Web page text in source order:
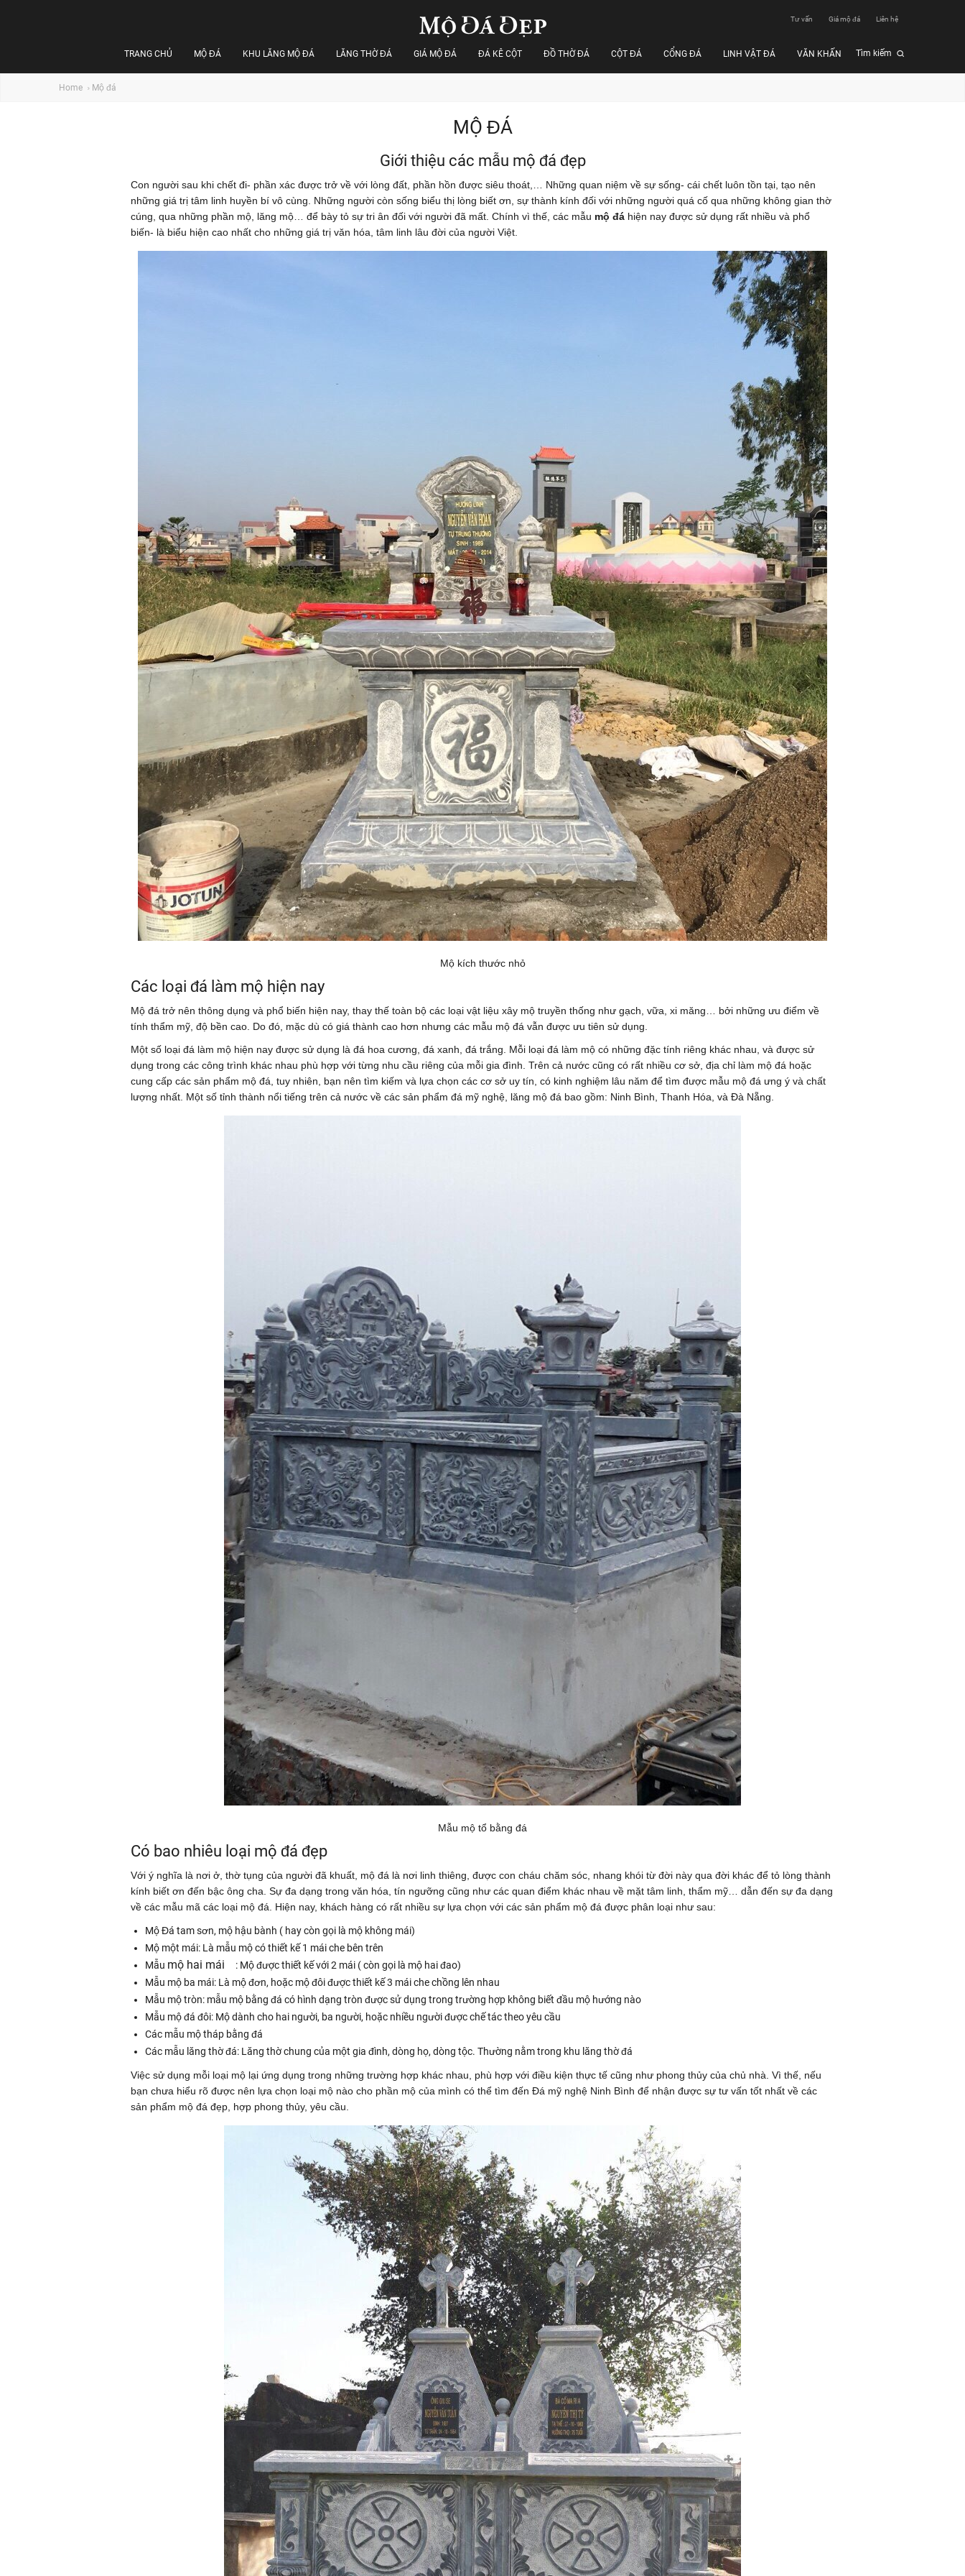
Tư vấn Giá mộ đá Liên hệ
Tìm kiếm
TRANG CHỦ MỘ ĐÁ KHU LĂNG MỘ ĐÁ LĂNG THỜ ĐÁ GIÁ MỘ ĐÁ ĐÁ KÊ CỘT ĐỒ THỜ ĐÁ CỘT ĐÁ CỔNG ĐÁ LINH VẬT ĐÁ VĂN KHẤN
Home Mộ đá
MỘ ĐÁ
Giới thiệu các mẫu mộ đá đẹp
Con người sau khi chết đi- phần xác được trở về với lòng đất, phần hồn được siêu thoát,… Những quan niệm về sự sống- cái chết luôn tồn tại, tạo nên
những giá trị tâm linh huyền bí vô cùng. Những người còn sống biểu thị lòng biết ơn, sự thành kính đối với những người quá cố qua những không gian thờ
cúng, qua những phần mộ, lăng mộ… để bày tỏ sự tri ân đối với người đã mất. Chính vì thế, các mẫu mộ đá hiện nay được sử dụng rất nhiều và phổ
biến- là biểu hiện cao nhất cho những giá trị văn hóa, tâm linh lâu đời của người Việt.
Mộ kích thước nhỏ
Các loại đá làm mộ hiện nay
Mộ đá trở nên thông dụng và phổ biến hiện nay, thay thế toàn bộ các loại vật liệu xây mộ truyền thống như gạch, vữa, xi măng… bởi những ưu điểm về
tính thẩm mỹ, độ bền cao. Do đó, mặc dù có giá thành cao hơn nhưng các mẫu mộ đá vẫn được ưu tiên sử dụng.
Một số loại đá làm mộ hiện nay được sử dụng là đá hoa cương, đá xanh, đá trắng. Mỗi loại đá làm mộ có những đặc tính riêng khác nhau, và được sử
dụng trong các công trình khác nhau phù hợp với từng nhu cầu riêng của mỗi gia đình. Trên cả nước cũng có rất nhiều cơ sở, địa chỉ làm mộ đá hoặc
cung cấp các sản phẩm mộ đá, tuy nhiên, bạn nên tìm kiếm và lựa chọn các cơ sở uy tín, có kinh nghiệm lâu năm để tìm được mẫu mộ đá ưng ý và chất
lượng nhất. Một số tỉnh thành nổi tiếng trên cả nước về các sản phẩm đá mỹ nghệ, lăng mộ đá bao gồm: Ninh Bình, Thanh Hóa, và Đà Nẵng.
Mẫu mộ tổ bằng đá
Có bao nhiêu loại mộ đá đẹp
Với ý nghĩa là nơi ở, thờ tụng của người đã khuất, mộ đá là nơi linh thiêng, được con cháu chăm sóc, nhang khói từ đời này qua đời khác để tỏ lòng thành
kính biết ơn đến bậc ông cha. Sự đa dạng trong văn hóa, tín ngưỡng cũng như các quan điểm khác nhau về mặt tâm linh, thẩm mỹ… dẫn đến sự đa dạng
về các mẫu mã các loại mộ đá. Hiện nay, khách hàng có rất nhiều sự lựa chọn với các sản phẩm mộ đá được phân loại như sau:
Mộ Đá tam sơn, mộ hậu bành ( hay còn gọi là mộ không mái)
Mộ một mái: Là mẫu mộ có thiết kế 1 mái che bên trên
Mẫu mộ hai mái
: Mộ được thiết kế với 2 mái ( còn gọi là mộ hai đao)
Mẫu mộ ba mái: Là mộ đơn, hoặc mộ đôi được thiết kế 3 mái che chồng lên nhau
Mẫu mộ tròn: mẫu mộ bằng đá có hình dạng tròn được sử dụng trong trường hợp không biết đầu mộ hướng nào
Mẫu mộ đá đôi: Mộ dành cho hai người, ba người, hoặc nhiều người được chế tác theo yêu cầu
Các mẫu mộ tháp bằng đá
Các mẫu lăng thờ đá: Lăng thờ chung của một gia đình, dòng họ, dòng tộc. Thường nằm trong khu lăng thờ đá
Việc sử dụng mỗi loại mộ lại ứng dụng trong những trường hợp khác nhau, phù hợp với điều kiện thực tế cũng như phong thủy của chủ nhà. Vì thế, nếu
bạn chưa hiểu rõ được nên lựa chọn loại mộ nào cho phần mộ của mình có thể tìm đến Đá mỹ nghệ Ninh Bình để nhận được sự tư vấn tốt nhất về các
sản phẩm mộ đá đẹp, hợp phong thủy, yêu cầu.